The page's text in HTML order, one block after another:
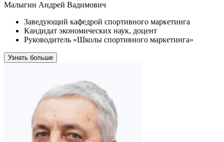
Малыгин Андрей Вадимович
Заведующий кафедрой спортивного маркетинга
Кандидат экономических наук, доцент
Руководитель «Школы спортивного маркетинга»
Узнать больше